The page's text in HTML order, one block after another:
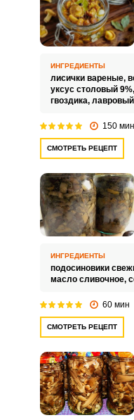
ИНГРЕДИЕНТЫ
лисички вареные,
уксус столовый 9%,
гвоздика,
150 мин
СМОТРЕТЬ РЕЦЕПТ
ИНГРЕДИЕНТЫ
подосиновики
масло сливочное,
60 мин
СМОТРЕТЬ РЕЦЕПТ